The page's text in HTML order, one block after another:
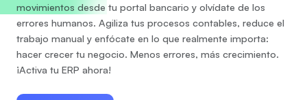
movimientos desde tu portal bancario y olvídate de los
errores humanos. Agiliza tus procesos contables, reduce el
trabajo manual y enfócate en lo que realmente importa:
hacer crecer tu negocio. Menos errores, más crecimiento.
¡Activa tu ERP ahora!